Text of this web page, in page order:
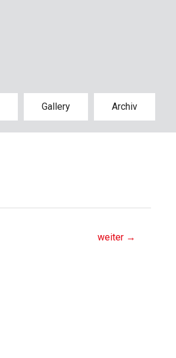
Gallery Archiv
weiter →